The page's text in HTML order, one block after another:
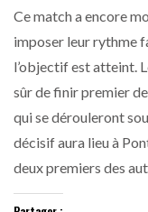
Ce match a encore
imposer leur rythme
l’objectif est atteint.
sûr de finir premier
qui se dérouleront
décisif aura lieu à
deux premiers des